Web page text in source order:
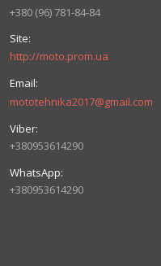
+380 (96) 781-84-84
http://moto.prom.ua
mototehnika2017@gmail.com
+380953614290
+380953614290